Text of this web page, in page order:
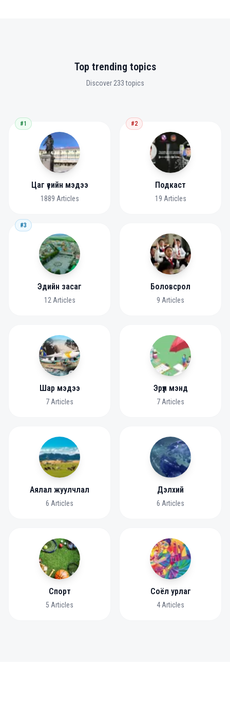
Top trending topics
Discover 233 topics
#1
Цаг үеийн мэдээ
1889 Articles
#2
Подкаст
19 Articles
#3
Эдийн засаг
12 Articles
Боловсрол
9 Articles
Шар мэдээ
7 Articles
Эрүүл мэнд
7 Articles
Аялал жуулчлал
6 Articles
Дэлхий
6 Articles
Спорт
5 Articles
Соёл урлаг
4 Articles